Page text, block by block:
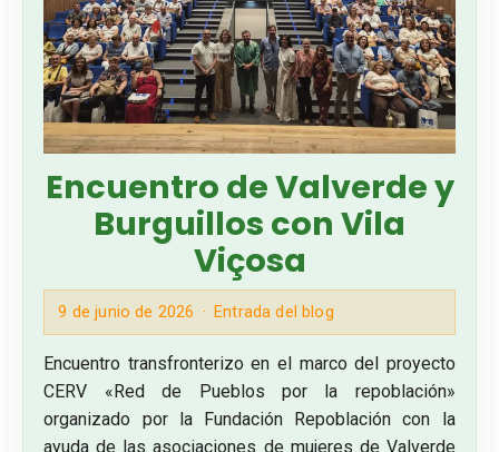
Encuentro de Valverde y
Burguillos con Vila
Viçosa
9 de junio de 2026 Entrada del blog
Encuentro transfronterizo en el marco del proyecto
CERV «Red de Pueblos por la repoblación»
organizado por la Fundación Repoblación con la
ayuda de las asociaciones de mujeres de Valverde